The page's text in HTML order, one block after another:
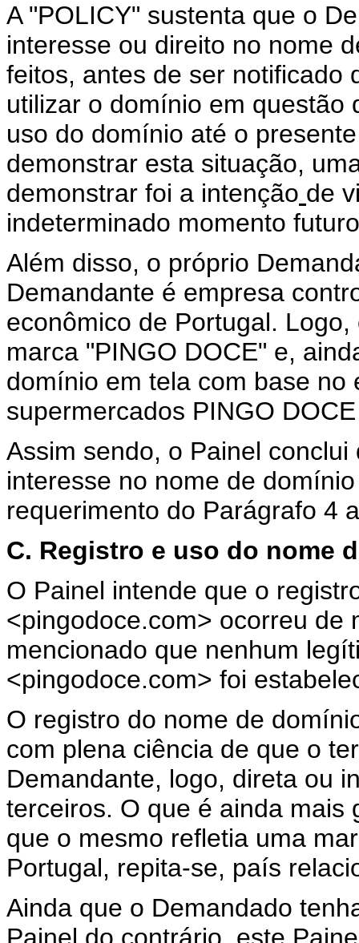
A "POLICY" sustenta que o
interesse ou direito no nome
feitos, antes de ser notificado
utilizar o domínio em questão
uso do domínio até o
demonstrar esta situação,
demonstrar foi a intenção de
indeterminado momento
Além disso, o próprio
Demandante é empresa
econômico de Portugal.
marca "PINGO DOCE" e,
domínio em tela com base
supermercados PINGO
Assim sendo, o Painel
interesse no nome de
requerimento do Parágrafo 4
C. Registro e uso do nome
O Painel intende que o
<pingodoce.com> ocorreu de
mencionado que nenhum
<pingodoce.com> foi
O registro do nome de
com plena ciência de que o
Demandante, logo, direta ou
terceiros. O que é ainda mais
que o mesmo refletia uma
Portugal, repita-se, país
Ainda que o Demandado